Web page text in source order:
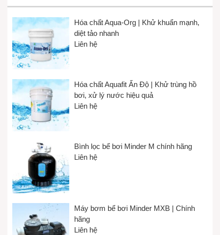
Hóa chất Aqua-Org | Khử khuẩn mạnh,
diệt tảo nhanh
Liên hệ
Hóa chất Aquafit Ấn Độ | Khử trùng hồ
bơi, xử lý nước hiệu quả
Liên hệ
Bình lọc bể bơi Minder M chính hãng
Liên hệ
Máy bơm bể bơi Minder MXB | Chính
hãng
Liên hệ